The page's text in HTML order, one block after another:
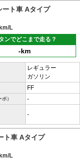
ート車 Aタイプ
L
ンでどこまで走る？
-km
レギュラー
ガソリン
FF
） -
-
ト車 Aタイプ
L